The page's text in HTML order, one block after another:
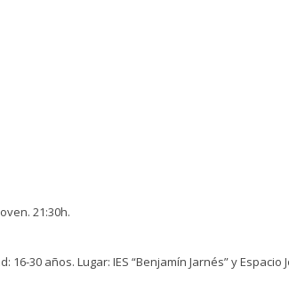
21:30h.
16-30 años. Lugar: IES “Benjamín Jarnés” y Espacio